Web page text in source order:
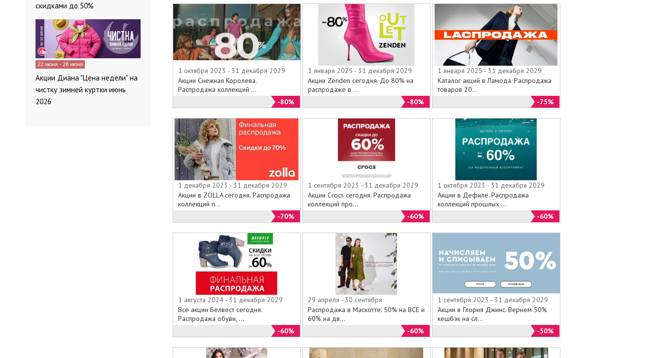
1 октября 2023 - 31 декабря 2029
Акции Снежная Королева.
Распродажа коллекций ...
-80%
1 января 2025 - 31 декабря 2029
Акции Zenden сегодня. До 80% на
распродаже в ...
-80%
1 января 2025 - 31 декабря 2029
Каталог акций в Ламода. Распродажа
товаров 20...
-75%
1 декабря 2023 - 31 декабря 2029
Акции в ZOLLA сегодня. Распродажа
коллекций п...
-70%
1 сентября 2023 - 31 декабря 2029
Акции Crocs сегодня. Распродажа
коллекций про...
-60%
1 октября 2023 - 31 декабря 2029
Акции в Дефиле. Распродажа
коллекций прошлых ...
-60%
1 августа 2024 - 31 декабря 2029
Все акции Белвест сегодня.
Распродажа обуви, ...
-60%
29 апреля - 30 сентября
Распродажа в Маскотте. 50% на ВСЕ и
60% на дв...
-60%
1 сентября 2023 - 31 декабря 2029
Акции в Глория Джинс. Вернем 50%
кешбэк на сл...
-50%
скидками до 50%
22 июня - 28 июня
Акции Диана "Цена недели" на
чистку зимней куртки июнь
2026